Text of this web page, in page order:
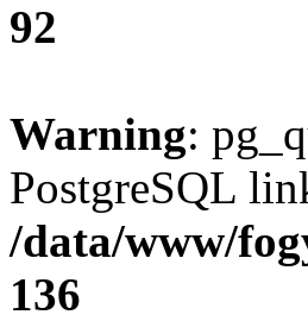
92
Warning:
PostgreSQL
/data/www/
136